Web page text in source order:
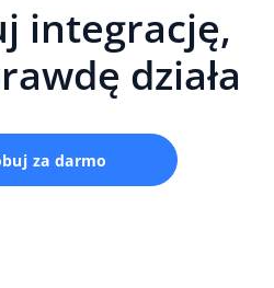
integrację,
działa
za darmo